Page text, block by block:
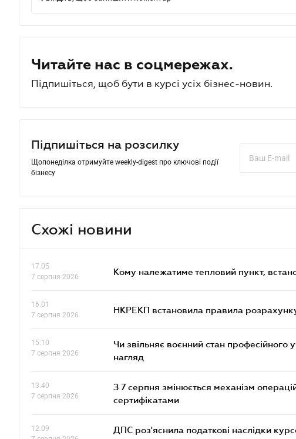
Читайте нас в соцмережах.
Підпишіться, щоб бути в курсі усіх бізнес-новин.
Підпишіться на розсилку
Щопонеділка отримуйте weekly-digest про ключові події
бізнесу
Схожі новини
17.05
7 серпня 2026
Кому належатиме тепловий пункт,
16.01
7 серпня 2026
НКРЕКП встановила правила
15.10
7 серпня 2026
Чи звільняє воєнний стан професійного
нагляд
13.40
7 серпня 2026
З 7 серпня змінюється механізм
сертифікатами
12.09
ДПС роз'яснила податкові наслідки